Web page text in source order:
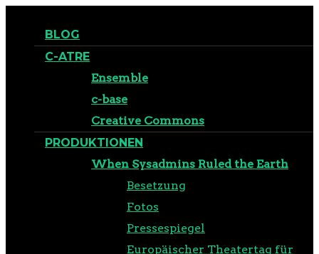
BLOG
C-ATRE
Ensemble
c-base
Creative Commons
PRODUKTIONEN
When Sysadmins Ruled the Earth
Besetzung
Fotos
Pressespiegel
Europäischer Theatertag für